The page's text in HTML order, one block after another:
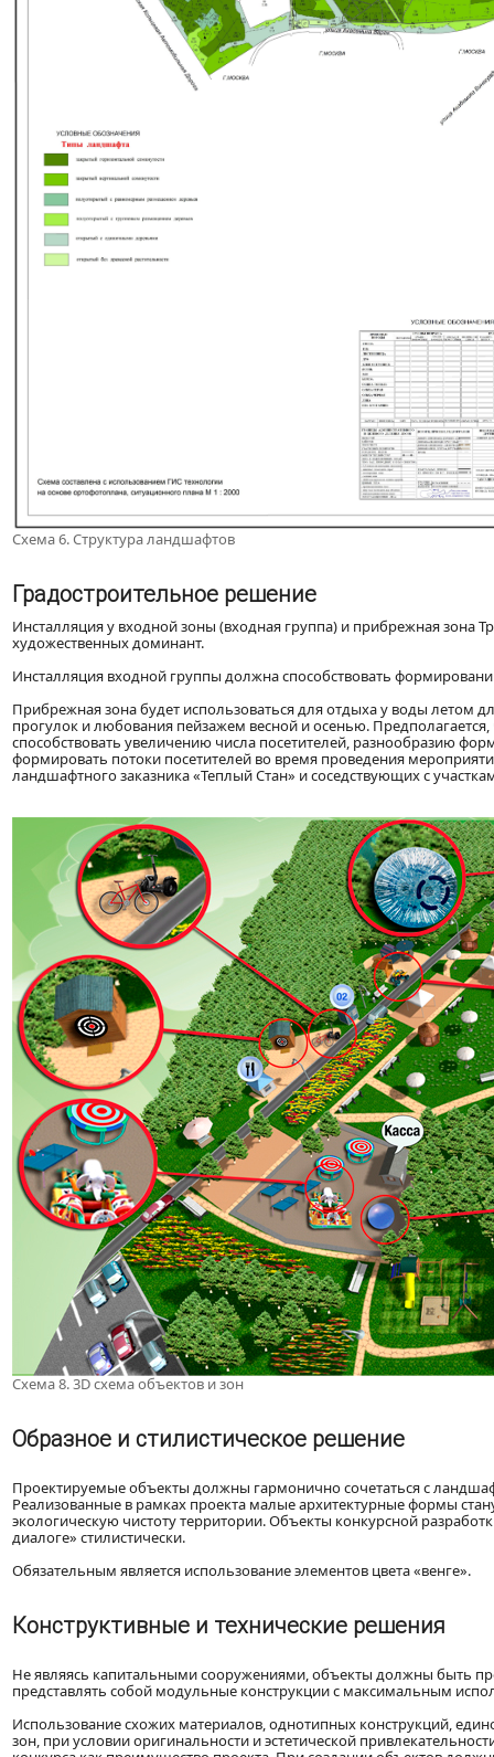
Схема 6. Структура ландшафтов
Градостроительное решение
Инсталляция у входной зоны (входная группа) и прибрежная зона
художественных доминант.
Инсталляция входной группы должна способствовать
Прибрежная зона будет использоваться для отдыха у воды летом
прогулок и любования пейзажем весной и осенью.
способствовать увеличению числа посетителей, разнообразию
формировать потоки посетителей во время проведения
ландшафтного заказника «Теплый Стан» и соседствующих с
Схема 8. 3D схема объектов и зон
Образное и стилистическое решение
Проектируемые объекты должны гармонично сочетаться с
Реализованные в рамках проекта малые архитектурные формы
экологическую чистоту территории. Объекты конкурсной
диалоге» стилистически.
Обязательным является использование элементов цвета «венге».
Конструктивные и технические решения
Не являясь капитальными сооружениями, объекты должны быть
представлять собой модульные конструкции с максимальным
Использование схожих материалов, однотипных конструкций,
зон, при условии оригинальности и эстетической